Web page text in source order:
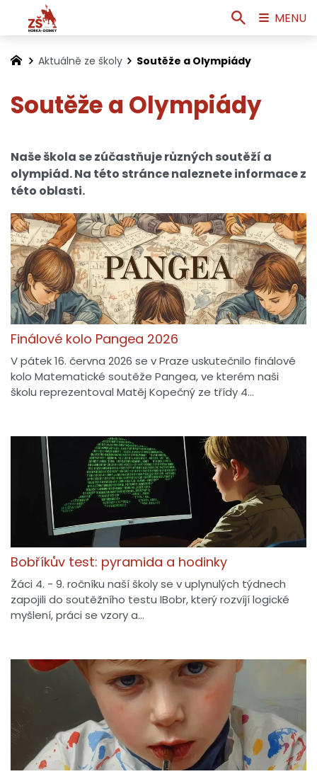
Aktuálně ze školy Soutěže a Olympiády
Soutěže a Olympiády
Naše škola se zúčastňuje různých soutěží a
olympiád. Na této stránce naleznete informace z
této oblasti.
Finálové kolo Pangea 2026
V pátek 16. června 2026 se v Praze uskutečnilo finálové
kolo Matematické soutěže Pangea, ve kterém naši
školu reprezentoval Matěj Kopečný ze třídy 4…
Bobříkův test: pyramida a hodinky
Žáci 4. - 9. ročníku naší školy se v uplynulých týdnech
zapojili do soutěžního testu IBobr, který rozvíjí logické
myšlení, práci se vzory a…
MENU